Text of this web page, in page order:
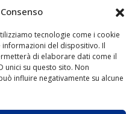
tecnologie come i cookie
del dispositivo. Il
di elaborare dati come il
unici su questo sito. Non
influire negativamente su alcune
VENTILCONVETTORI
SISTEMILINK UTILI